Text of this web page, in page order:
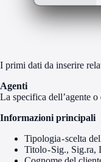
I primi dati da inserire
Agenti
La specifica dell’agente
Informazioni principali
Tipologia - scelta
Titolo - Sig., Sig.ra,